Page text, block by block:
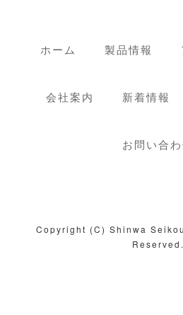
ホーム 製品情報
会社案内 新着情報
お問い合
Copyright (C) Shinwa
Reserved.